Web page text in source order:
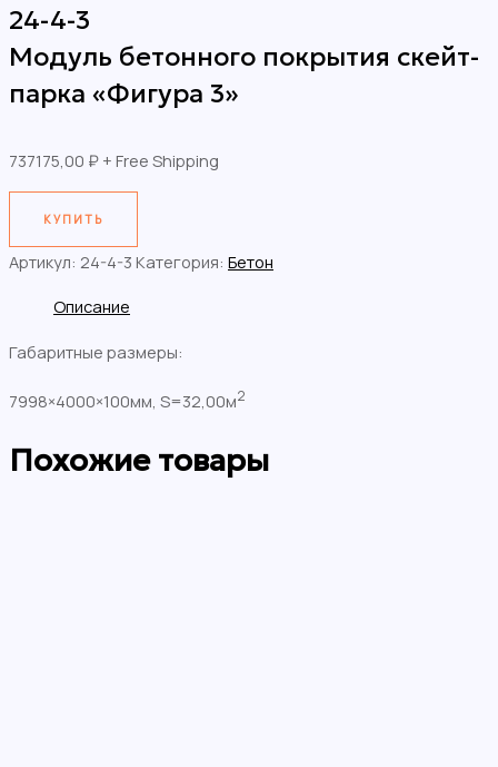
24-4-3
Модуль бетонного покрытия скейт-
парка «Фигура 3»
737175,00 ₽ + Free Shipping
КУПИТЬ
Артикул: 24-4-3 Категория: Бетон
Описание
Габаритные размеры:
7998×4000×100мм, S=32,00м2
Похожие товары